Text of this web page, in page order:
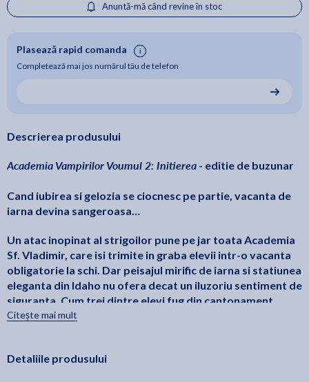
Anuntă-mă când revine în stoc
Plasează rapid comanda
Completează mai jos numărul tău de telefon
Descrierea produsului
Academia Vampirilor Voumul 2: Initierea - editie de buzunar
Cand iubirea si gelozia se ciocnesc pe partie, vacanta de
iarna devina sangeroasa…
Un atac inopinat al strigoilor pune pe jar toata Academia
Sf. Vladimir, care isi trimite in graba elevii intr-o vacanta
obligatorie la schi. Dar peisajul mirific de iarna si statiunea
eleganta din Idaho nu ofera decat un iluzoriu sentiment de
siguranta. Cum trei dintre elevi fug din cantonament
pentru a-i ataca la randul lor pe oribilii strigoi, Rose si
Citește mai mult
Detaliile produsului